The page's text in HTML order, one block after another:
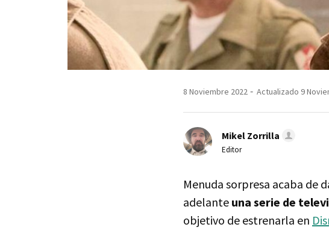
8 Noviembre 2022 Actualizado 9
Mikel Zorrilla
Editor
Menuda sorpresa acaba de
adelante una serie de
objetivo de estrenarla en